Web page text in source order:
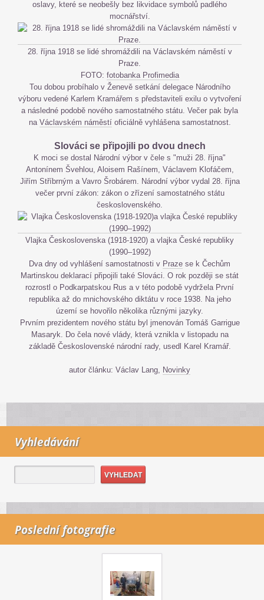
oslavy, které se neobešly bez likvidace symbolů padlého
mocnářství.
28. října 1918 se lidé shromáždili na Václavském náměstí v
Praze.
FOTO: fotobanka Profimedia
Tou dobou probíhalo v Ženevě setkání delegace Národního
výboru vedené Karlem Kramářem s představiteli exilu o vytvoření
a následné podobě nového samostatného státu. Večer pak byla
na Václavském náměstíoficiálně vyhlášena samostatnost.
Slováci se připojili po dvou dnech
K moci se dostal Národní výbor v čele s "muži 28. října"
Antonínem Švehlou, Aloisem Rašínem, Václavem Klofáčem,
Jiřím Stříbrným a Vavro Šrobárem. Národní výbor vydal 28. října
večer první zákon: zákon o zřízení samostatného státu
československého.
Vlajka Československa (1918-1920) a vlajka České republiky
(1990–1992)
Dva dny od vyhlášení samostatnosti v Praze se k Čechům
Martinskou deklarací připojili také Slováci. O rok později se stát
rozrostl o Podkarpatskou Rus a v této podobě vydržela První
republika až do mnichovského diktátu v roce 1938. Na jeho
území se hovořilo několika různými jazyky.
Prvním prezidentem nového státu byl jmenován Tomáš Garrigue
Masaryk. Do čela nové vlády, která vznikla v listopadu na
základě Československé národní rady, usedl Karel Kramář.
autor článku: Václav Lang, Novinky
Vyhledávání
Poslední fotografie